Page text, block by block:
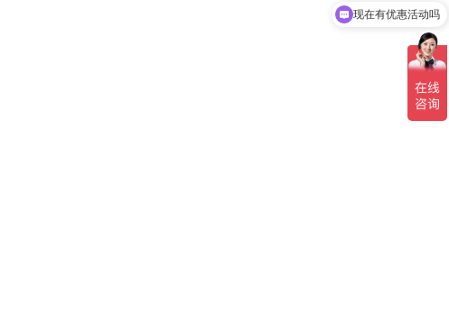
现在有优惠活动吗